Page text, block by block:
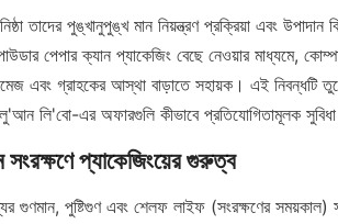
তাদের পুঙ্খানুপুঙ্খ মান নিয়ন্ত্রণ প্রক্রিয়া এবং উপাদান
পেপার ক্যান প্যাকেজিং বেছে নেওয়ার মাধ্যমে,
ইমেজ এবং গ্রাহকের আস্থা বাড়াতে সহায়ক। এই নিবন্ধটি
লি'বো-এর অফারগুলি কীভাবে প্রতিযোগিতামূলক
গুণমান, পুষ্টিগুণ এবং শেলফ লাইফ (সংরক্ষণের সময়কাল)